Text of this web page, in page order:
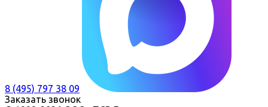
8 (495) 797 38 09
Заказать звонок